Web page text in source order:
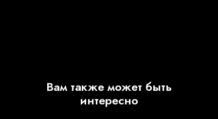
Вам также может быть
интересно